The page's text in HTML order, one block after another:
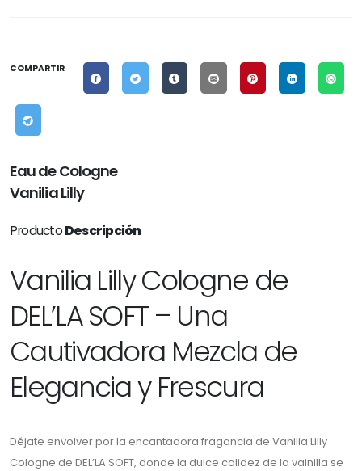
COMPARTIR
Eau de Cologne
Vanilia Lilly
ProductoDescripción
Vanilia Lilly Cologne de
DEL’LA SOFT – Una
Cautivadora Mezcla de
Elegancia y Frescura
Déjate envolver por la encantadora fragancia de Vanilia Lilly
Cologne de DEL’LA SOFT, donde la dulce calidez de la vainilla se